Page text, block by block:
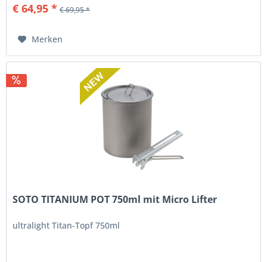
€ 64,95 * € 69,95 *
Merken
SOTO TITANIUM POT 750ml mit Micro Lifter
ultralight Titan-Topf 750ml